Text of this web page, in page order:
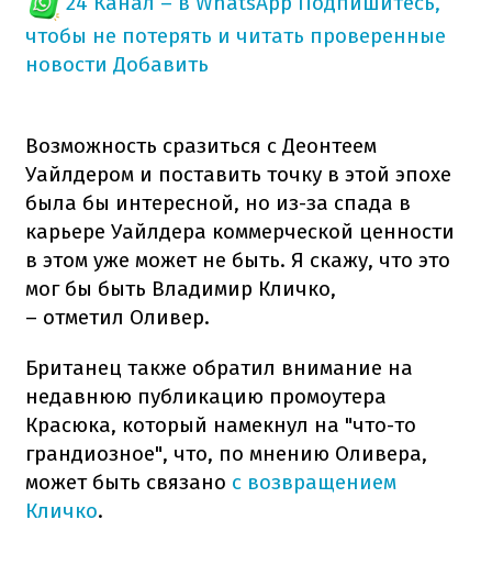
чтобы не потерять и читать проверенные
новости Добавить
Возможность сразиться с Деонтеем
Уайлдером и поставить точку в этой эпохе
была бы интересной, но из-за спада в
карьере Уайлдера коммерческой ценности
в этом уже может не быть. Я скажу, что это
мог бы быть Владимир Кличко,
– отметил Оливер.
Британец также обратил внимание на
недавнюю публикацию промоутера
Красюка, который намекнул на "что-то
грандиозное", что, по мнению Оливера,
может быть связано с возвращением
Кличко.